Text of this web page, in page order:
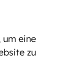
um eine
zu